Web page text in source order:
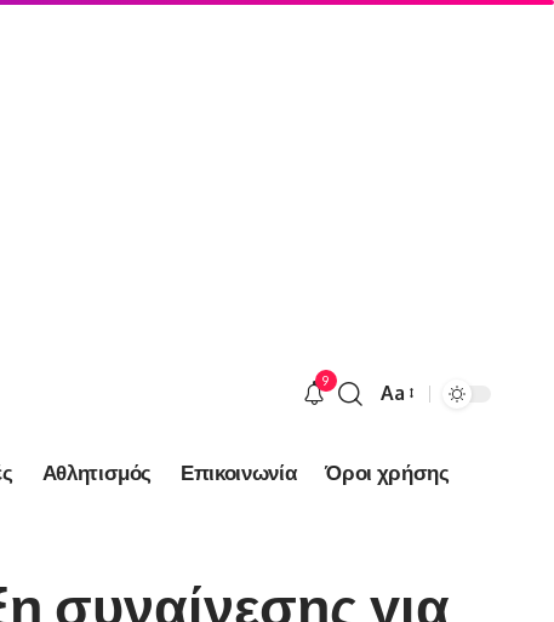
9
Font
Aa
Αθλητισμός Επικοινωνία Όροι χρήσης
συναίνεσης για